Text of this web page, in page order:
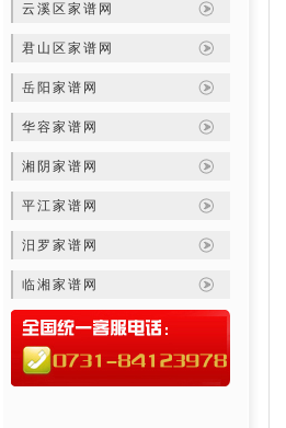
云溪区家谱网
君山区家谱网
岳阳家谱网
华容家谱网
湘阴家谱网
平江家谱网
汨罗家谱网
临湘家谱网